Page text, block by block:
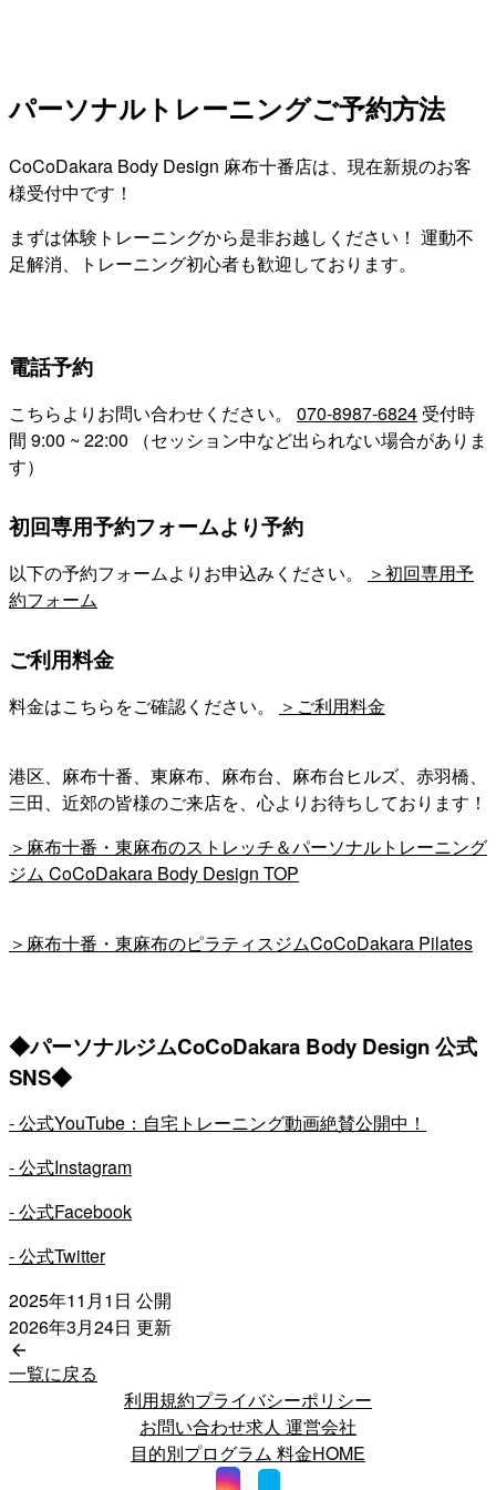
パーソナルトレーニングご予約方法
CoCoDakara Body Design 麻布十番店は、現在新規のお客
様受付中です！
まずは体験トレーニングから是非お越しください！ 運動不
足解消、トレーニング初心者も歓迎しております。
電話予約
こちらよりお問い合わせください。 070-8987-6824 受付時
間 9:00 ~ 22:00 （セッション中など出られない場合がありま
す）
初回専用予約フォームより予約
以下の予約フォームよりお申込みください。
＞初回専用予
約フォーム
ご利用料金
料金はこちらをご確認ください。 ＞ご利用料金
港区、麻布十番、東麻布、麻布台、麻布台ヒルズ、赤羽橋、
三田、近郊の皆様のご来店を、心よりお待ちしております！
＞麻布十番・東麻布のストレッチ＆パーソナルトレーニング
ジム CoCoDakara Body Design TOP
＞麻布十番・東麻布のピラティスジムCoCoDakara Pilates
◆パーソナルジムCoCoDakara Body Design 公式
SNS◆
- 公式YouTube：自宅トレーニング動画絶賛公開中！
- 公式Instagram
- 公式Facebook
- 公式Twitter
2025年11月1日 公開
2026年3月24日 更新
一覧に戻る
利用規約プライバシーポリシー
お問い合わせ求人 運営会社
目的別プログラム 料金HOME